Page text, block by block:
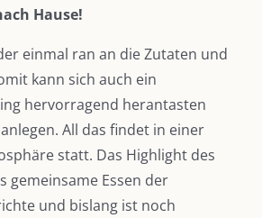
Hause!
einmal ran an die Zutaten und
kann sich auch ein
hervorragend herantasten
All das findet in einer
statt. Das Highlight des
gemeinsame Essen der
und bislang ist noch